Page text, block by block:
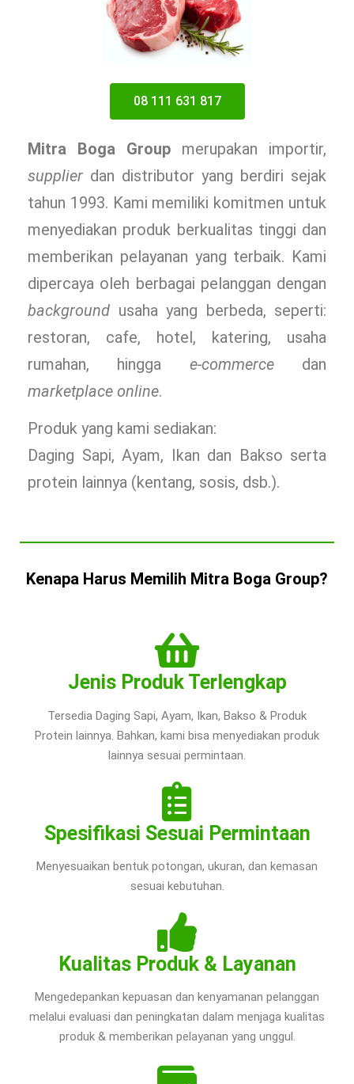
08 111 631 817
Mitra Boga Group merupakan importir,
supplier dan distributor yang berdiri sejak
tahun 1993. Kami memiliki komitmen untuk
menyediakan produk berkualitas tinggi dan
memberikan pelayanan yang terbaik. Kami
dipercaya oleh berbagai pelanggan dengan
background usaha yang berbeda, seperti:
restoran, cafe, hotel, katering, usaha
rumahan, hingga e-commercedan
marketplace online.
Produk yang kami sediakan:
Daging Sapi, Ayam, Ikan dan Bakso serta
protein lainnya (kentang, sosis, dsb.).
Kenapa Harus Memilih Mitra Boga Group?
Jenis Produk Terlengkap
Tersedia Daging Sapi, Ayam, Ikan, Bakso & Produk
Protein lainnya. Bahkan, kami bisa menyediakan produk
lainnya sesuai permintaan.
Spesifikasi Sesuai Permintaan
Menyesuaikan bentuk potongan, ukuran, dan kemasan
sesuai kebutuhan.
Kualitas Produk & Layanan
Mengedepankan kepuasan dan kenyamanan pelanggan
melalui evaluasi dan peningkatan dalam menjaga kualitas
produk & memberikan pelayanan yang unggul.